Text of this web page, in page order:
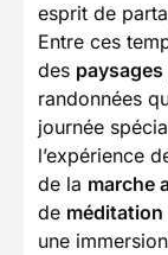
esprit de
Entre ces
des
randonnées
journée
l’expérience
de la marche
de méditation
une